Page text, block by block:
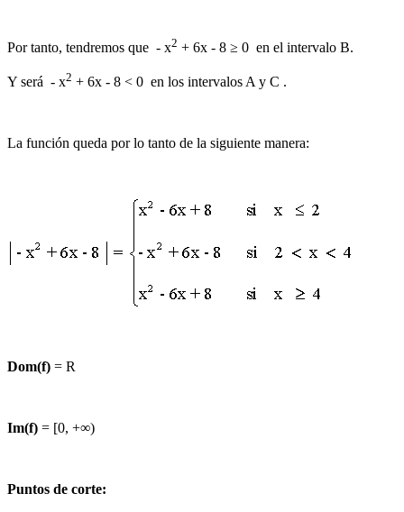
Por tanto, tendremos que - x2 + 6x - 8 ≥ 0 en el intervalo B.
Y será - x2 + 6x - 8 < 0 en los intervalos A y C .
La función queda por lo tanto de la siguiente manera:
Dom(f) = R
Im(f) = [0, +∞)
Puntos de corte: